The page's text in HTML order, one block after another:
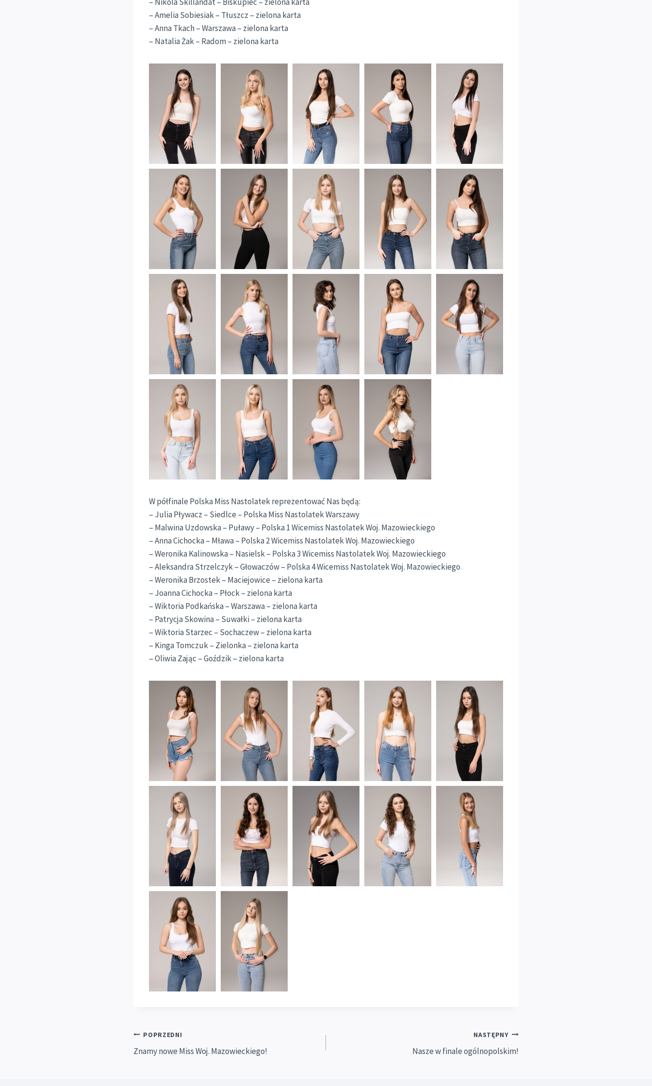
– Amelia Sobiesiak – Tłuszcz – zielona karta
– Anna Tkach – Warszawa – zielona karta
– Natalia Żak – Radom – zielona karta
W półfinale Polska Miss Nastolatek reprezentować Nas będą:
– Julia Pływacz – Siedlce – Polska Miss Nastolatek Warszawy
– Malwina Uzdowska – Puławy – Polska 1 Wicemiss Nastolatek Woj. Mazowieckiego
– Anna Cichocka – Mława – Polska 2 Wicemiss Nastolatek Woj. Mazowieckiego
– Weronika Kalinowska – Nasielsk – Polska 3 Wicemiss Nastolatek Woj. Mazowieckiego
– Aleksandra Strzelczyk – Głowaczów – Polska 4 Wicemiss Nastolatek Woj. Mazowieckiego
– Weronika Brzostek – Maciejowice – zielona karta
– Joanna Cichocka – Płock – zielona karta
– Wiktoria Podkańska – Warszawa – zielona karta
– Patrycja Skowina – Suwałki – zielona karta
– Wiktoria Starzec – Sochaczew – zielona karta
– Kinga Tomczuk – Zielonka – zielona karta
– Oliwia Zając – Goździk – zielona karta
Nawigacja
wpisu
POPRZEDNI
Znamy nowe Miss Woj. Mazowieckiego!
NASTĘPNY
Nasze w finale ogólnopolskim!